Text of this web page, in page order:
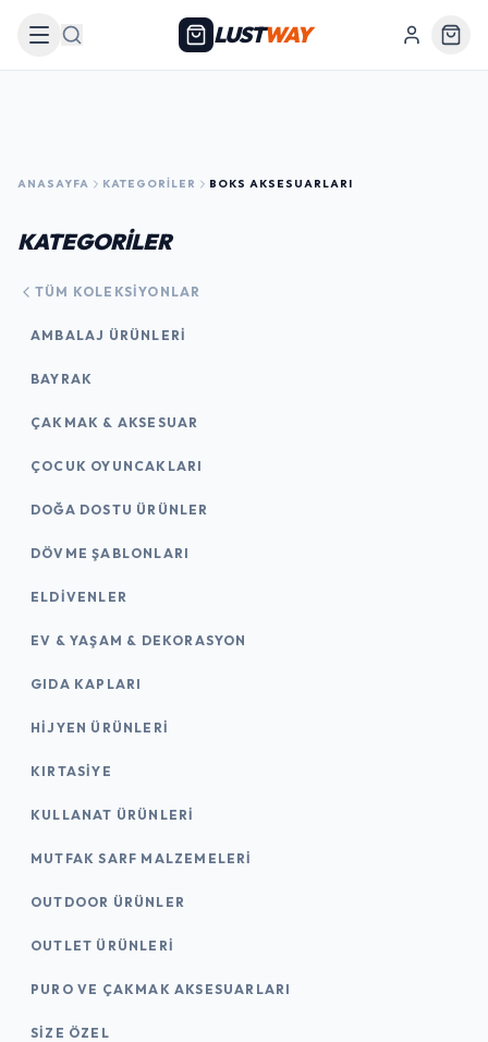
Arama LUSTWAY
ANASAYFA KATEGORILER BOKS AKSESUARLARI
KATEGORİLER
TÜM KOLEKSIYONLAR
AMBALAJ ÜRÜNLERI
BAYRAK
ÇAKMAK & AKSESUAR
ÇOCUK OYUNCAKLARI
DOĞA DOSTU ÜRÜNLER
DÖVME ŞABLONLARI
ELDIVENLER
EV & YAŞAM & DEKORASYON
GIDA KAPLARI
HIJYEN ÜRÜNLERI
KIRTASİYE
KULLANAT ÜRÜNLERI
MUTFAK SARF MALZEMELERI
OUTDOOR ÜRÜNLER
OUTLET ÜRÜNLERI
PURO VE ÇAKMAK AKSESUARLARI
SIZE ÖZEL